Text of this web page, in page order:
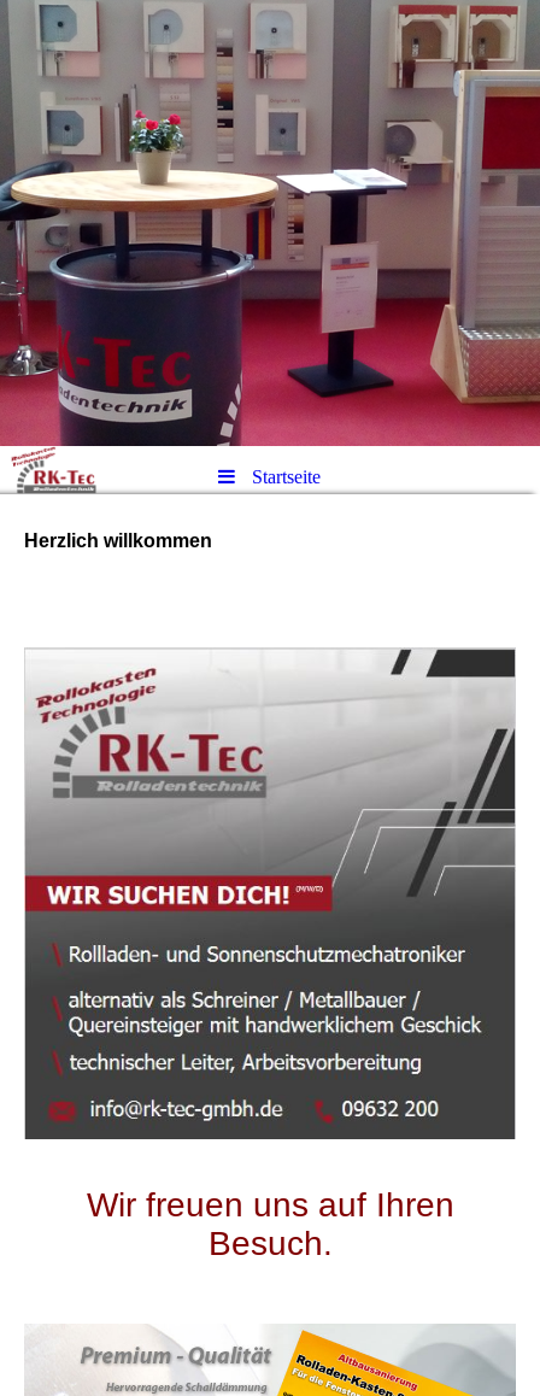
Startseite
Herzlich willkommen
Wir freuen uns auf Ihren
Besuch.